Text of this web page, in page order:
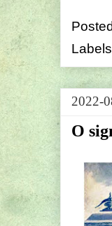
2022-
O